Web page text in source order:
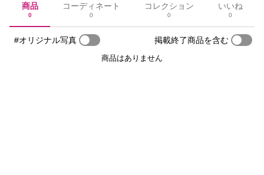
商品
0
コーディネート
0
コレクション
0
いいね
0
#オリジナル写真 掲載終了商品を含む
商品はありません